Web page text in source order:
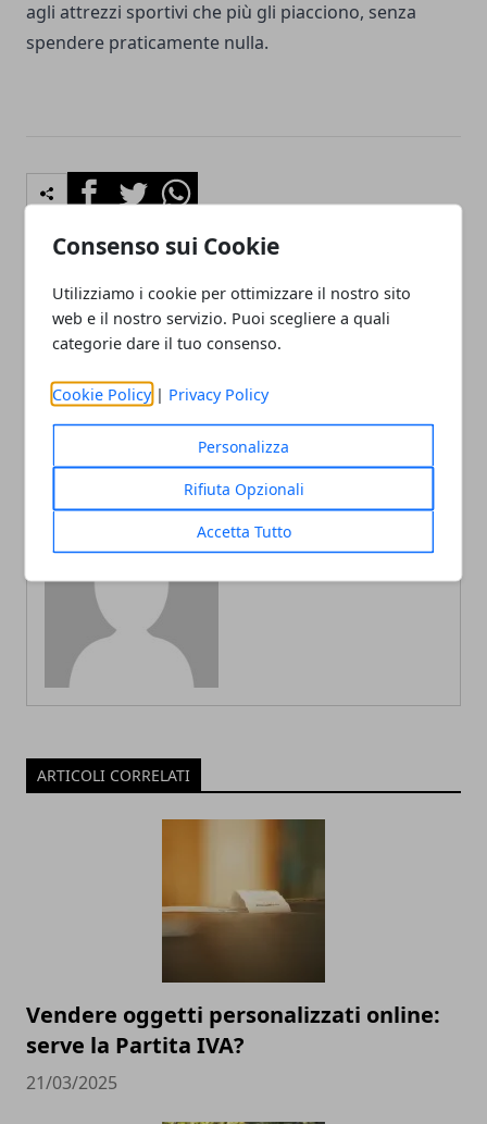
Consenso sui Cookie
Utilizziamo i cookie per ottimizzare il nostro sito
web e il nostro servizio. Puoi scegliere a quali
categorie dare il tuo consenso.
Cookie Policy | Privacy Policy
Personalizza
Rifiuta Opzionali
Accetta Tutto
agli attrezzi sportivi che più gli piacciono, senza
spendere praticamente nulla.
FacebookTwitterWhatsapp
Articolo Precedente
Idee regalo alla mamma
per il compleanno fai da
speciale
Articolo Successivo
Come stupire un uomo per
ARTICOLI CORRELATI
Vendere oggetti personalizzati online:
serve la Partita IVA?
21/03/2025